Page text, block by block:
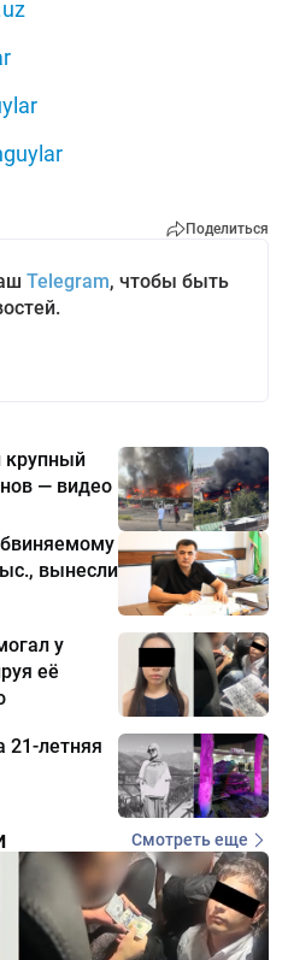
Поделиться
Telegram, чтобы быть
крупный
— видео
вынесли
у
её
21-летняя
Смотреть еще